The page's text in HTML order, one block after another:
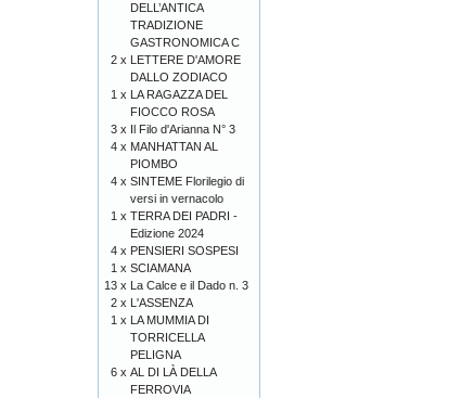
DELL’ANTICA
TRADIZIONE
GASTRONOMICA C
2 x LETTERE D'AMORE
DALLO ZODIACO
1 x LA RAGAZZA DEL
FIOCCO ROSA
3 x Il Filo d'Arianna N° 3
4 x MANHATTAN AL
PIOMBO
4 x SINTEME Florilegio di
versi in vernacolo
1 x TERRA DEI PADRI -
Edizione 2024
4 x PENSIERI SOSPESI
1 x SCIAMANA
13 x La Calce e il Dado n. 3
2 x L'ASSENZA
1 x LA MUMMIA DI
TORRICELLA
PELIGNA
6 x AL DI LÀ DELLA
FERROVIA